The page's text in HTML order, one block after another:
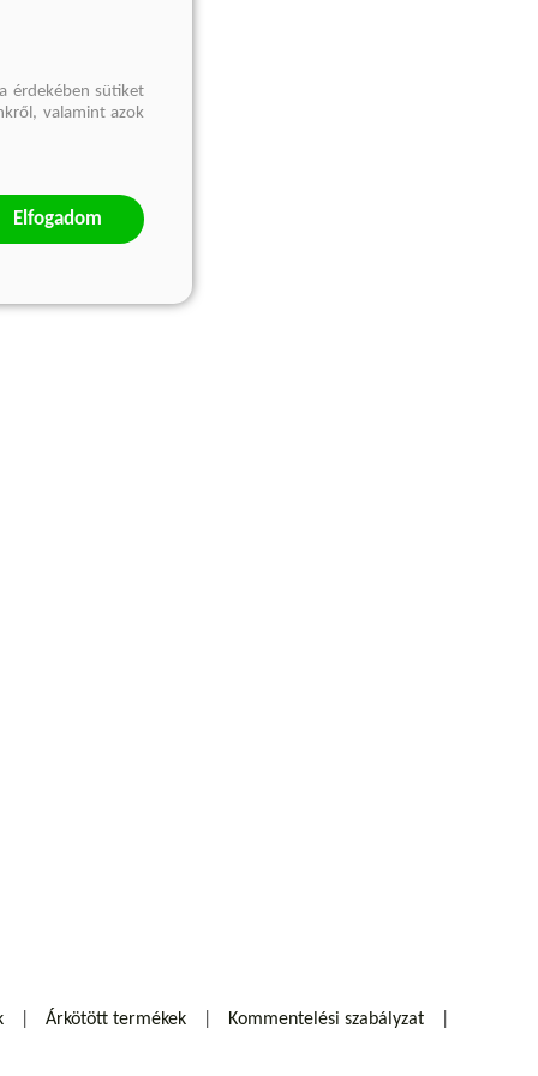
Árkötött termékek Kommentelési szabályzat
érdekében sütiket
valamint azok
Elfogadom